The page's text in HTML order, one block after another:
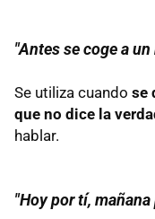
"Antes se coge a
Se utiliza cuando se
que no dice la
hablar.
"Hoy por tí,